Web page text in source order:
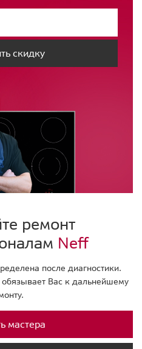
скидку
ремонт
Neff
после диагностики.
обязывает Вас к дальнейшему
мастера